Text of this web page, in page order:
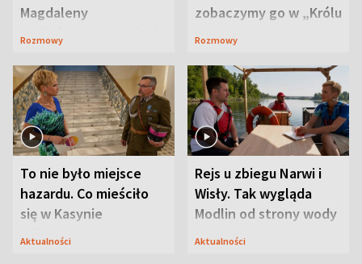
Magdaleny
Waligórskiej-Lisieckiej.
Rozmowy
zobaczymy go w „Królu
Maciusiu I”
Rozmowy
To nie było miejsce
hazardu. Co mieściło
się w Kasynie
Oficerskim?
Aktualności
Rejs u zbiegu Narwi i
Wisły. Tak wygląda
Modlin od strony wody
Aktualności